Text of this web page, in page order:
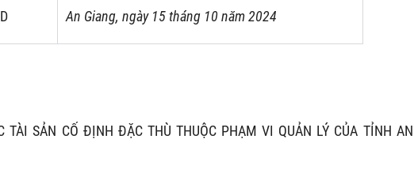
An Giang, ngày 15 tháng 10 năm 2024
TÀI SẢN CỐ ĐỊNH ĐẶC THÙ THUỘC PHẠM VI QUẢN LÝ CỦA TỈNH AN